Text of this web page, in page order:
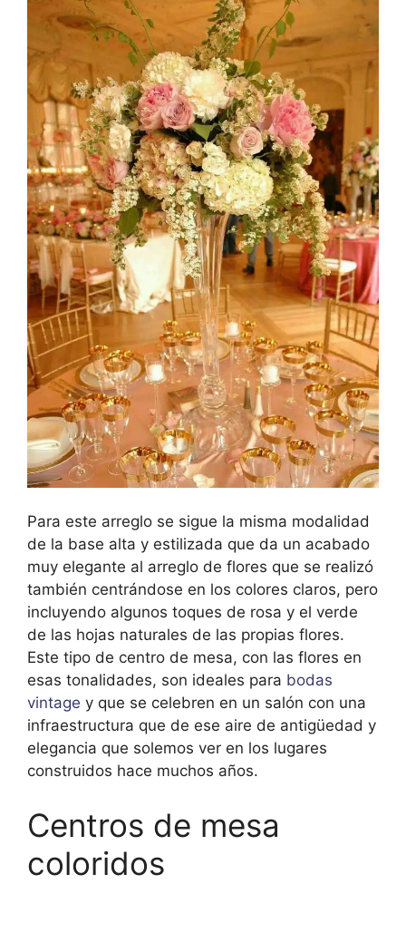
Para este arreglo se sigue la misma modalidad
de la base alta y estilizada que da un acabado
muy elegante al arreglo de flores que se realizó
también centrándose en los colores claros, pero
incluyendo algunos toques de rosa y el verde
de las hojas naturales de las propias flores.
Este tipo de centro de mesa, con las flores en
esas tonalidades, son ideales para bodas
vintage y que se celebren en un salón con una
infraestructura que de ese aire de antigüedad y
elegancia que solemos ver en los lugares
construidos hace muchos años.
Centros de mesa
coloridos